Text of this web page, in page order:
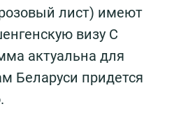
лист) имеют
визу С
актуальна для
Беларуси придется